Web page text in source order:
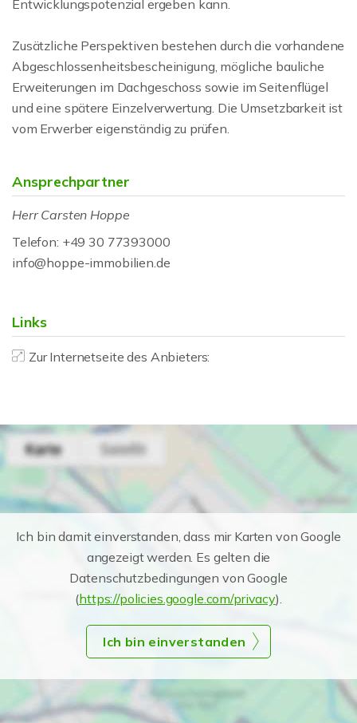
Entwicklungspotenzial ergeben kann.
Zusätzliche Perspektiven bestehen durch die vorhandene
Abgeschlossenheitsbescheinigung, mögliche bauliche
Erweiterungen im Dachgeschoss sowie im Seitenflügel
und eine spätere Einzelverwertung. Die Umsetzbarkeit ist
vom Erwerber eigenständig zu prüfen.
Ansprechpartner
Herr Carsten Hoppe
Telefon: +49 30 77393000
info@hoppe-immobilien.de
Links
Zur Internetseite des Anbieters:
Ich bin damit einverstanden, dass mir Karten von Google
angezeigt werden. Es gelten die
Datenschutzbedingungen von Google
(https://policies.google.com/privacy).
Ich bin einverstanden